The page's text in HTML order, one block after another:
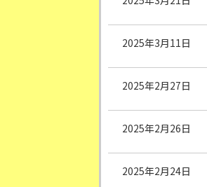
2025年3月11日
2025年2月27日
2025年2月26日
2025年2月24日